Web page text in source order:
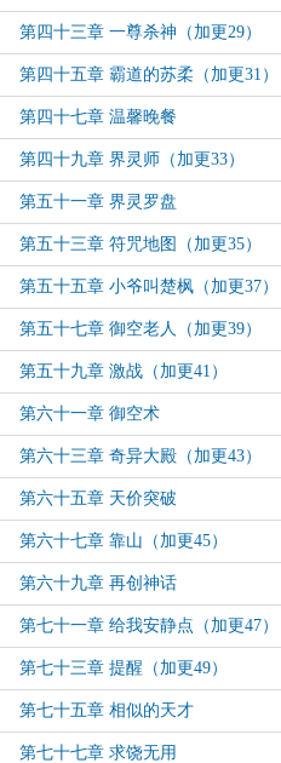
第四十三章 一尊杀神（加更29）
第四十五章 霸道的苏柔（加更31）
第四十七章 温馨晚餐
第四十九章 界灵师（加更33）
第五十一章 界灵罗盘
第五十三章 符咒地图（加更35）
第五十五章 小爷叫楚枫（加更37）
第五十七章 御空老人（加更39）
第五十九章 激战（加更41）
第六十一章 御空术
第六十三章 奇异大殿（加更43）
第六十五章 天价突破
第六十七章 靠山（加更45）
第六十九章 再创神话
第七十一章 给我安静点（加更47）
第七十三章 提醒（加更49）
第七十五章 相似的天才
第七十七章 求饶无用